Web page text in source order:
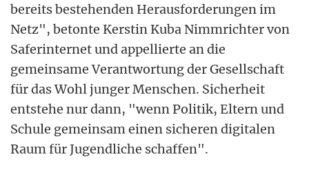
bereits bestehenden Herausforderungen im
Netz", betonte Kerstin Kuba Nimmrichter von
Saferinternet und appellierte an die
gemeinsame Verantwortung der Gesellschaft
für das Wohl junger Menschen. Sicherheit
entstehe nur dann, "wenn Politik, Eltern und
Schule gemeinsam einen sicheren digitalen
Raum für Jugendliche schaffen".